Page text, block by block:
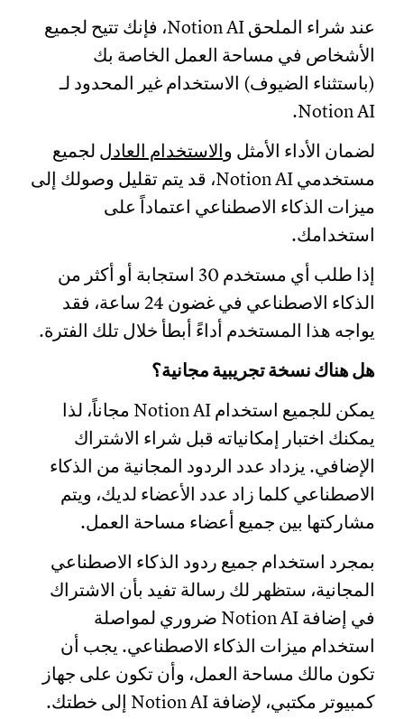
عند شراء الملحق Notion AI، فإنك تتيح لجميع
الأشخاص في مساحة العمل الخاصة بك
(باستثناء الضيوف) الاستخدام غير المحدود لـ
Notion AI.
لضمان الأداء الأمثلوالاستخدام العادللجميع
مستخدمي Notion AI، قد يتم تقليل وصولك إلى
ميزات الذكاء الاصطناعي اعتماداً على
استخدامك.
إذا طلب أي مستخدم 30 استجابة أو أكثر من
الذكاء الاصطناعي في غضون 24 ساعة، فقد
يواجه هذا المستخدم أداءً أبطأ خلال تلك الفترة.
هل هناك نسخة تجريبية مجانية؟
يمكن للجميع استخدام Notion AI مجاناً، لذا
يمكنك اختبار إمكانياته قبل شراء الاشتراك
الإضافي. يزداد عدد الردود المجانية من الذكاء
الاصطناعي كلما زاد عدد الأعضاء لديك، ويتم
مشاركتها بين جميع أعضاء مساحة العمل.
بمجرد استخدام جميع ردود الذكاء الاصطناعي
المجانية، ستظهر لك رسالة تفيد بأن الاشتراك
في إضافة Notion AI ضروري لمواصلة
استخدام ميزات الذكاء الاصطناعي. يجب أن
تكون مالك مساحة العمل، وأن تكون على جهاز
كمبيوتر مكتبي، لإضافة Notion AI إلى خطتك.